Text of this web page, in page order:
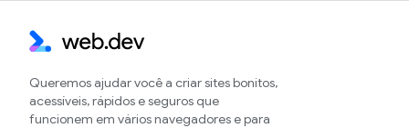
Queremos ajudar você a criar sites bonitos,
acessíveis, rápidos e seguros que
funcionem em vários navegadores e para